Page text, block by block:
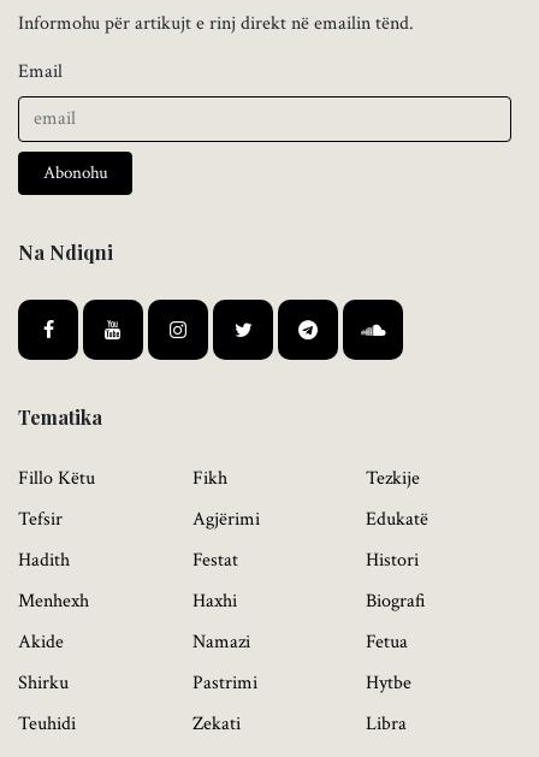
Informohu për artikujt e rinj direkt në emailin tënd.
Email
Abonohu
Na Ndiqni
Tematika
Fillo Këtu
Tefsir
Hadith
Menhexh
Akide
Shirku
Teuhidi
Fikh
Agjërimi
Festat
Haxhi
Namazi
Pastrimi
Zekati
Tezkije
Edukatë
Histori
Biografi
Fetua
Hytbe
Libra